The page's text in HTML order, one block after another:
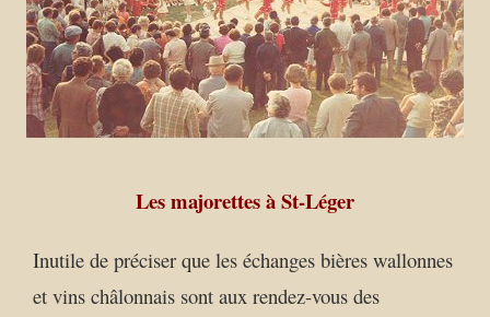
Les majorettes à St-Léger
Inutile de préciser que les échanges bières wallonnes
et vins châlonnais sont aux rendez-vous des